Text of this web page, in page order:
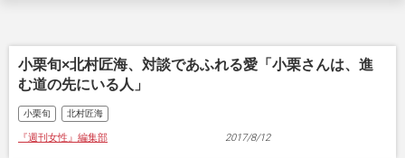
小栗旬×北村匠海、対談であふれる愛「小栗さんは、進
む道の先にいる人」
小栗旬 北村匠海
『週刊女性』編集部 2017/8/12